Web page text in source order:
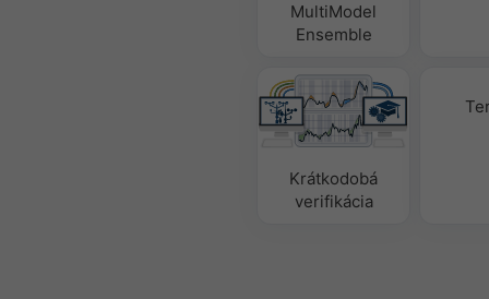
MultiModel
Ensemble
Krátkodobá
verifikácia